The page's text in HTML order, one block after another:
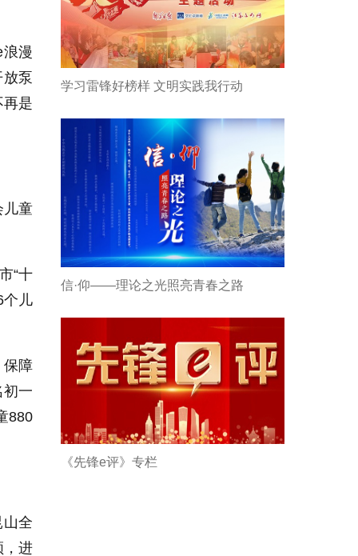
漫
泵
是
儿童
“十
个儿
保障
一
880
全
，进
学习雷锋好榜样 文明实践我行动
信·仰——理论之光照亮青春之路
《先锋e评》专栏